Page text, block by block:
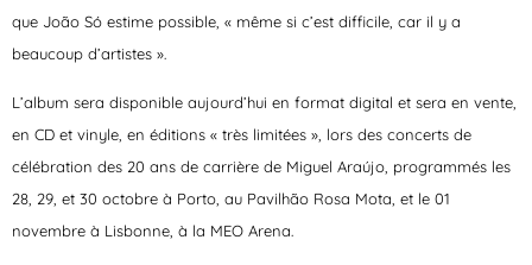
que João Só estime possible, « même si c’est difficile, car il y a
beaucoup d’artistes ».
L’album sera disponible aujourd’hui en format digital et sera en vente,
en CD et vinyle, en éditions « très limitées », lors des concerts de
célébration des 20 ans de carrière de Miguel Araújo, programmés les
28, 29, et 30 octobre à Porto, au Pavilhão Rosa Mota, et le 01
novembre à Lisbonne, à la MEO Arena.